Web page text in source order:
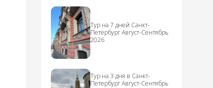
Тур на 7 дней Санкт-
Петербург Август-Сентябрь
2026
Тур на 3 дня в Санкт-
Петербург Август-Сентябрь